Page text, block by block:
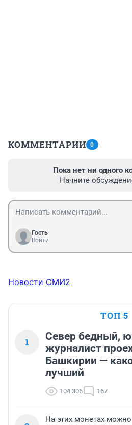
КОММЕНТАРИИ 0
Пока нет ни одного
Начните
Гость
Войти
Новости СМИ2
ТОП 5
1
Север бедный,
журналист
Башкирии —
лучший
104 306 167
На этих монетах